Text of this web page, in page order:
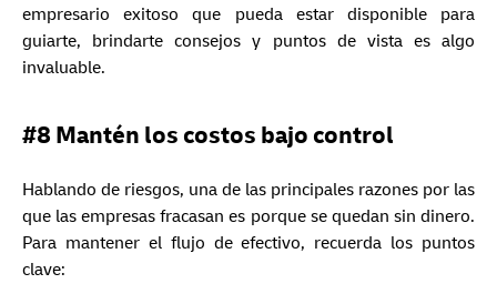
empresario exitoso que pueda estar disponible para
guiarte, brindarte consejos y puntos de vista es algo
invaluable.
#8 Mantén los costos bajo control
Hablando de riesgos, una de las principales razones por las
que las empresas fracasan es porque se quedan sin dinero.
Para mantener el flujo de efectivo, recuerda los puntos
clave: